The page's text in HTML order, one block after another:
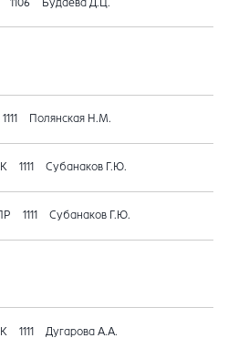
1106 Будаева Д.Ц.
1111 Полянская Н.М.
1111 Субанаков Г.Ю.
ПР 1111 Субанаков Г.Ю.
1111 Дугарова А.А.